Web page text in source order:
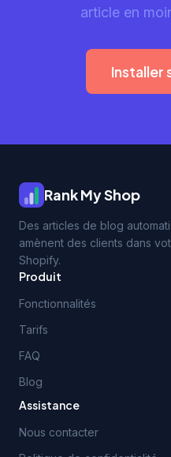
article en
Installer
Rank My Shop
Des articles de blog
amènent des clients dans
Shopify.
Produit
Fonctionnalités
Tarifs
FAQ
Blog
Assistance
Nous contacter